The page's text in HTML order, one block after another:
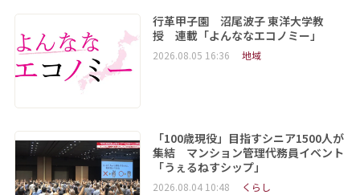
行革甲子園 沼尾波子 東洋大学教
授 連載「よんななエコノミー」
2026.08.05 16:36 地域
「100歳現役」目指すシニア1500人が
集結 マンション管理代務員イベント
「うぇるねすシップ」
2026.08.04 10:48 くらし